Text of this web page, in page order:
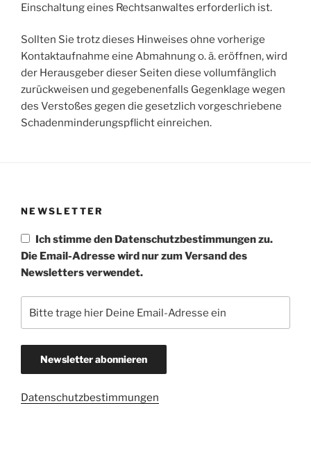
Einschaltung eines Rechtsanwaltes erforderlich ist.
Sollten Sie trotz dieses Hinweises ohne vorherige
Kontaktaufnahme eine Abmahnung o. ä. eröffnen, wird
der Herausgeber dieser Seiten diese vollumfänglich
zurückweisen und gegebenenfalls Gegenklage wegen
des Verstoßes gegen die gesetzlich vorgeschriebene
Schadenminderungspflicht einreichen.
NEWSLETTER
Ich stimme den Datenschutzbestimmungen zu.
Die Email-Adresse wird nur zum Versand des
Newsletters verwendet.
Datenschutzbestimmungen